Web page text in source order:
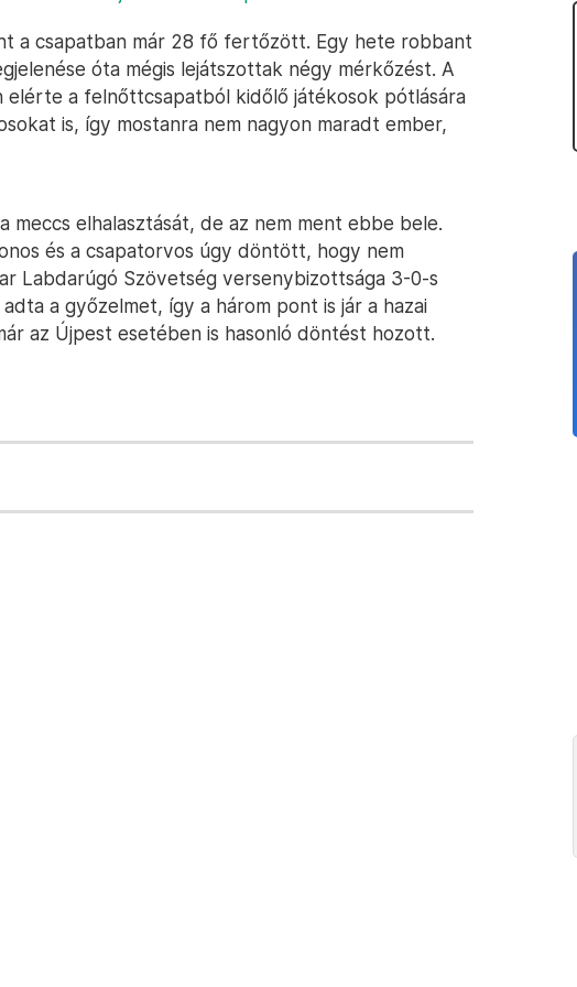
a csapatban már 28 fő fertőzött. Egy hete robbant
óta mégis lejátszottak négy mérkőzést. A
a felnőttcsapatból kidőlő játékosok pótlására
is, így mostanra nem nagyon maradt ember,
meccs elhalasztását, de az nem ment ebbe bele.
és a csapatorvos úgy döntött, hogy nem
Labdarúgó Szövetség versenybizottsága 3-0-s
a győzelmet, így a három pont is jár a hazai
az Újpest esetében is hasonló döntést hozott.